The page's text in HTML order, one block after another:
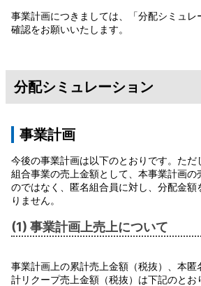
事業計画につきましては、「分配シミュレ
確認をお願いいたします。
分配シミュレーション
事業計画
今後の事業計画は以下のとおりです。ただ
組合事業の売上金額として、本事業計画の
のではなく、匿名組合員に対し、分配金額
りません。
(1) 事業計画上売上について
事業計画上の累計売上金額（税抜）、本匿
計リクープ売上金額（税抜）は下記のとお